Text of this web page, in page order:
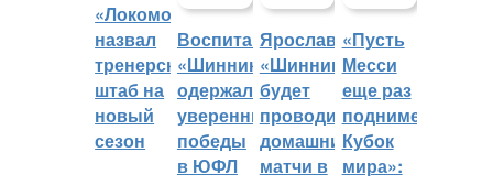
«Локомотив»
назвал
тренерский
штаб на
новый
сезон
Воспитанники
«Шинника»
одержали
уверенные
победы
в ЮФЛ
Ярославский
«Шинник»
будет
проводить
домашние
матчи в
«Пусть
Месси
еще раз
поднимет
Кубок
мира»: